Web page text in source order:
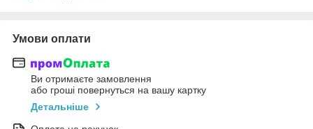
Умови оплати
Ви отримаєте замовлення
або гроші повернуться на вашу картку
Детальніше